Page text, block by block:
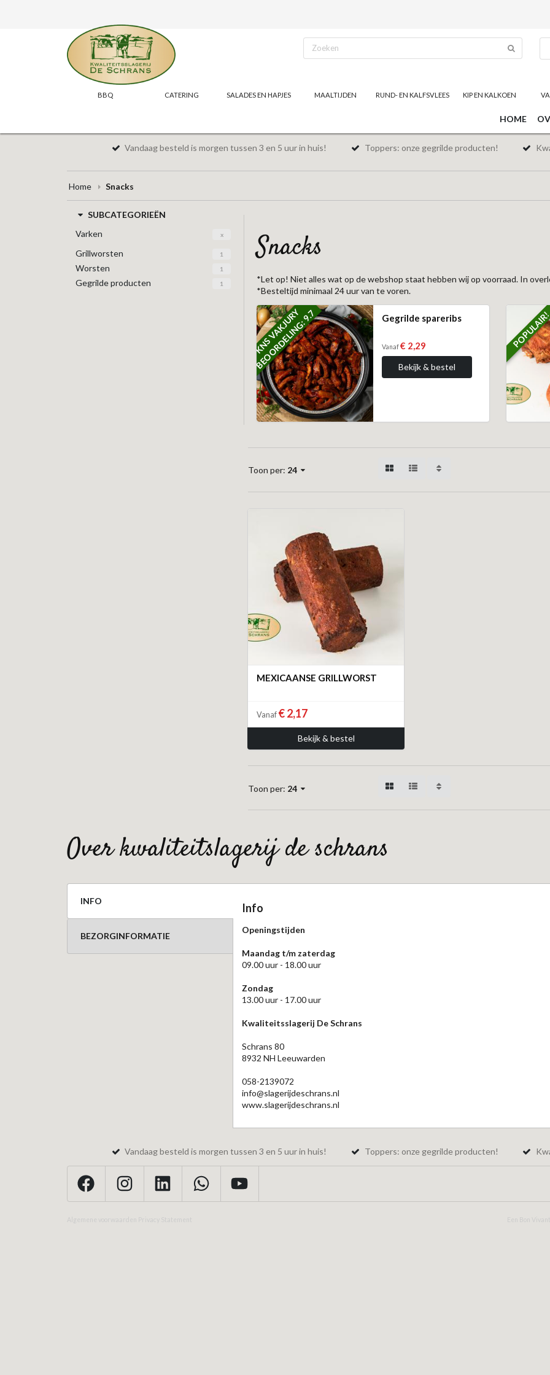
BBQ CATERING SALADES EN HAPJES MAALTIJDEN RUND- EN KALFSVLEES KIP EN KALKOEN
HOME
Vandaag besteld is morgen tussen 3 en 5 uur in huis! Toppers: onze gegrilde producten!
Home Snacks
SUBCATEGORIEËN
Varken
x
Grillworsten 1
Worsten 1
Gegrilde producten 1
snacks
*Let op! Niet alles wat op de webshop staat hebben wij op voorraad. In
*Besteltijd minimaal 24 uur van te voren.
K
N
S
V
A
K
J
U
R
Y
B
E
O
O
R
D
E
L
I
N
G
:
9
.
7 Gegrilde spareribs
Vanaf€ 2,29
Bekijk & bestel
Toon per: 24
MEXICAANSE GRILLWORST
Vanaf € 2,17
Bekijk & bestel
Toon per: 24
over kwaliteitslagerij de schrans
INFO
BEZORGINFORMATIE
Info
Openingstijden
Maandag t/m zaterdag
09.00 uur - 18.00 uur
Zondag
13.00 uur - 17.00 uur
Kwaliteitsslagerij De Schrans
Schrans 80
8932 NH Leeuwarden
058-2139072
info@slagerijdeschrans.nl
www.slagerijdeschrans.nl
Vandaag besteld is morgen tussen 3 en 5 uur in huis! Toppers: onze gegrilde producten!